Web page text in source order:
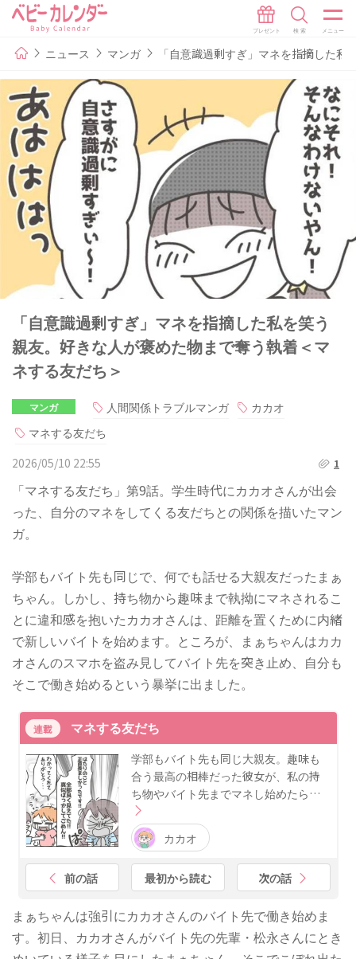
ニュース マンガ 「自意識過剰すぎ」マネを指摘した
「自意識過剰すぎ」マネを指摘した私を笑う
親友。好きな人が褒めた物まで奪う執着＜マ
ネする友だち＞
マンガ 人間関係トラブルマンガ
カカオ
マネする友だち
2026/05/10 22:55
1
「マネする友だち」第9話。学生時代にカカオさんが出会
った、自分のマネをしてくる友だちとの関係を描いたマン
ガ。
学部もバイト先も同じで、何でも話せる大親友だったまぁ
ちゃん。しかし、持ち物から趣味まで執拗にマネされるこ
とに違和感を抱いたカカオさんは、距離を置くために内緒
で新しいバイトを始めます。ところが、まぁちゃんはカカ
オさんのスマホを盗み見してバイト先を突き止め、自分も
そこで働き始めるという暴挙に出ました。
連載 マネする友だち
学部もバイト先も同じ大親友。趣味も
合う最高の相棒だった彼女が、私の持
ち物やバイト先までマネし始めたら…
カカオ
前の話 最初から読む 次の話
まぁちゃんは強引にカカオさんのバイト先で働き始めま
す。初日、カカオさんがバイト先の先輩・松永さんにとき